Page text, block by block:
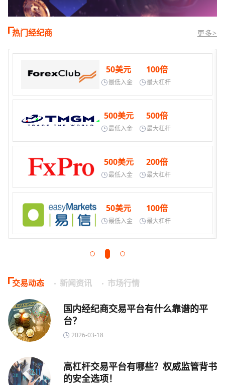
热门经纪商 更多>
50美元
最低入金
100倍
最大杠杆
500美元
最低入金
500倍
最大杠杆
500美元
最低入金
200倍
最大杠杆
50美元
最低入金
100倍
最大杠杆
交易动态 新闻资讯 市场行情
国内经纪商交易平台有什么靠谱的平
台？
2026-03-18
高杠杆交易平台有哪些？权威监管背书
的安全选项！